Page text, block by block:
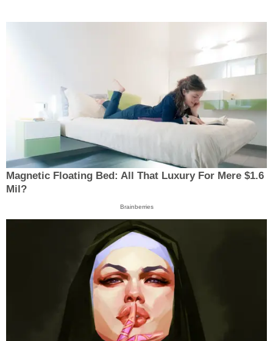
Magnetic Floating Bed: All That Luxury For Mere $1.6
Mil?
Brainberries